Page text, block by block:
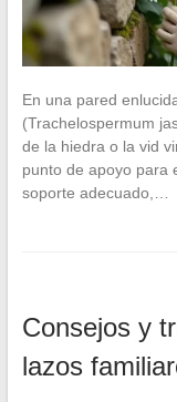
En una pared
(Trachelospermum
de la hiedra o la vid
punto de apoyo para
soporte adecuado,…
Consejos y
lazos